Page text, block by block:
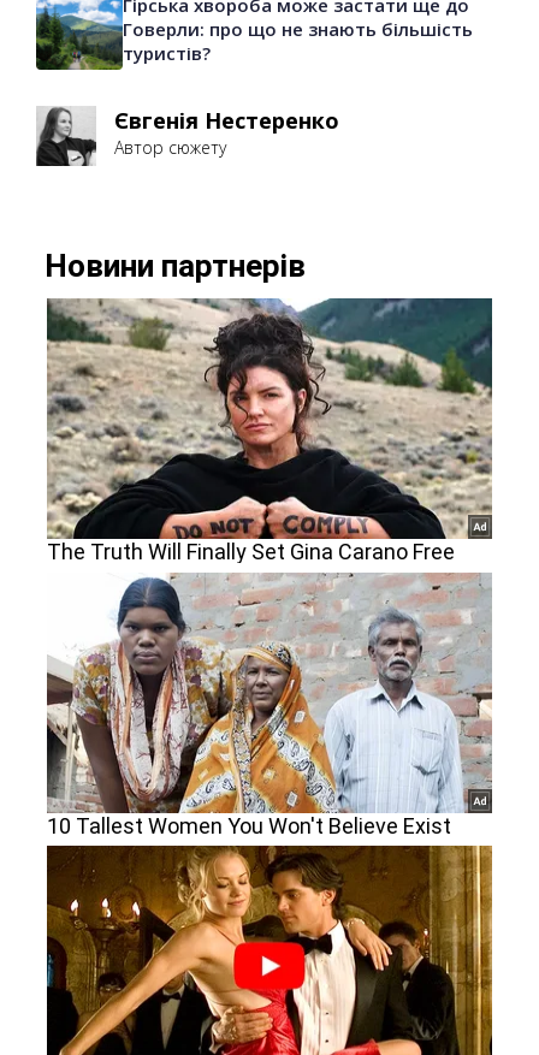
Гірська хвороба може застати ще до
Говерли: про що не знають більшість
туристів?
Євгенія Нестеренко
Автор сюжету